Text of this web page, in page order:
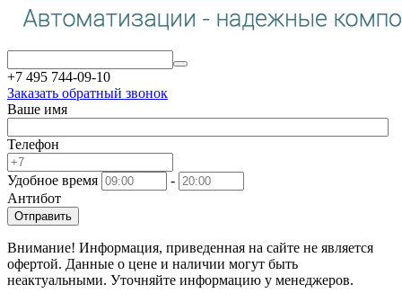
+7 495 744-09-10
Заказать обратный звонок
Ваше имя
Телефон
Удобное время
-
Антибот
Отправить
Внимание! Информация, приведенная на сайте не является
офертой. Данные о цене и наличии могут быть
неактуальными. Уточняйте информацию у менеджеров.